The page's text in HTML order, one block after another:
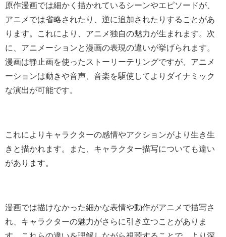
原作漫画では細かく描かれているシーンやエピソードが、
アニメでは省略されたり、逆に追加されたりすることがあ
ります。これにより、アニメ独自の魅力が生まれます。次
に、アニメーションと漫画の表現の違いが挙げられます。
漫画は静止画を使ったストーリーテリングですが、アニメ
ーションは動きや音声、音楽を駆使してよりダイナミック
な演出が可能です。
これによりキャラクターの感情やアクションがより生き生
きと描かれます。また、キャラクター描写についても違い
があります。
漫画では描けなかった細かな表情や動作がアニメで描写さ
れ、キャラクターの魅力がさらに引き立つことがありま
す。これらの違いを理解しながら視聴することで、より深